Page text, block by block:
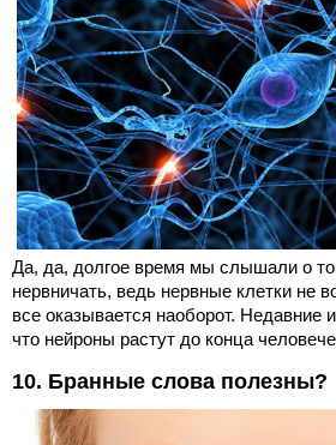
Да, да, долгое время мы слышали о
нервничать, ведь нервные клетки не
все оказывается наоборот. Недавние
что нейроны растут до конца
10. Бранные слова полезны?